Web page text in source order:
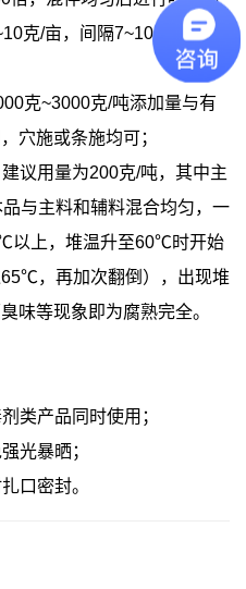
克/亩，间隔7~10天施用一
克~3000克/吨添加量与有
穴施或条施均可；
议用量为200克/吨，其中主
与主料和辅料混合均匀，一
以上，堆温升至60℃时开始
，再加次翻倒），出现堆
味等现象即为腐熟完全。
类产品同时使用；
光暴晒；
口密封。